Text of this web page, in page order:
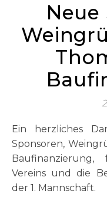
Neue
Ein herzliches Dankeschön an unsere neuen
Sponsoren,
Vereins und die
der 1. Mannschaft.